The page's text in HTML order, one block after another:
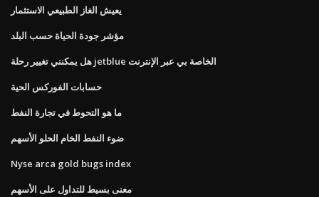
يعيش الغاز الطبيعي الاستثمار
مؤشر جودة الحياة حسب البلد
هل يمكنني تغيير رحلة jetblue الخاصة بي عبر الإنترنت
حسابات الفوركس الحية
ما هو التحوط في تجارة النفط
ضوء النفط الخام الحلو الأسهم
Nyse arca gold bugs index
معنى بسيط للتداول على الأسهم